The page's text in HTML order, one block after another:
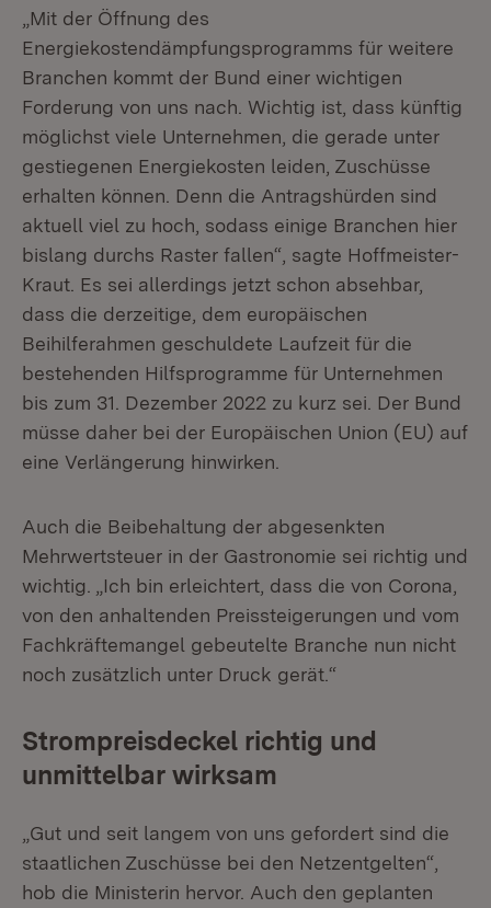
„Mit der Öffnung des
Energiekostendämpfungsprogramms für weitere
Branchen kommt der Bund einer wichtigen
Forderung von uns nach. Wichtig ist, dass künftig
möglichst viele Unternehmen, die gerade unter
gestiegenen Energiekosten leiden, Zuschüsse
erhalten können. Denn die Antragshürden sind
aktuell viel zu hoch, sodass einige Branchen hier
bislang durchs Raster fallen“, sagte Hoffmeister-
Kraut. Es sei allerdings jetzt schon absehbar,
dass die derzeitige, dem europäischen
Beihilferahmen geschuldete Laufzeit für die
bestehenden Hilfsprogramme für Unternehmen
bis zum 31. Dezember 2022 zu kurz sei. Der Bund
müsse daher bei der Europäischen Union (EU) auf
eine Verlängerung hinwirken.
Auch die Beibehaltung der abgesenkten
Mehrwertsteuer in der Gastronomie sei richtig und
wichtig. „Ich bin erleichtert, dass die von Corona,
von den anhaltenden Preissteigerungen und vom
Fachkräftemangel gebeutelte Branche nun nicht
noch zusätzlich unter Druck gerät.“
Strompreisdeckel richtig und
unmittelbar wirksam
„Gut und seit langem von uns gefordert sind die
staatlichen Zuschüsse bei den Netzentgelten“,
hob die Ministerin hervor. Auch den geplanten